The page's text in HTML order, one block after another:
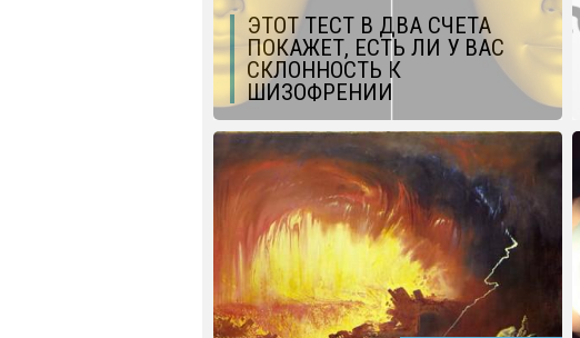
ЭТОТ ТЕСТ В ДВА СЧЕТА
ПОКАЖЕТ, ЕСТЬ ЛИ У ВАС
СКЛОННОСТЬ К
ШИЗОФРЕНИИ